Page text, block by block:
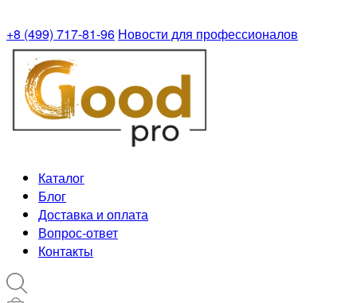
+8 (499) 717-81-96 Новости для профессионалов
Каталог
Блог
Доставка и оплата
Вопрос-ответ
Контакты